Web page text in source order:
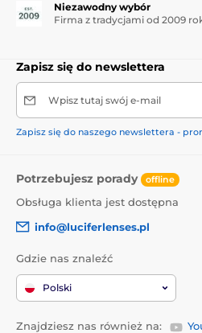
Niezawodny wybór
Firma z tradycjami od 2009
Zapisz się do newslettera
Wpisz tutaj swój e-mail
Zapisz się do naszego newslettera -
Potrzebujesz porady offline
Obsługa klienta jest dostępna
info@luciferlenses.pl
Gdzie nas znaleźć
Polski
Znajdziesz nas również na: